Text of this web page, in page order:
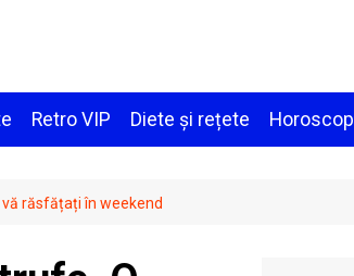
Retro VIP Diete și rețete Horoscop
răsfățați în weekend